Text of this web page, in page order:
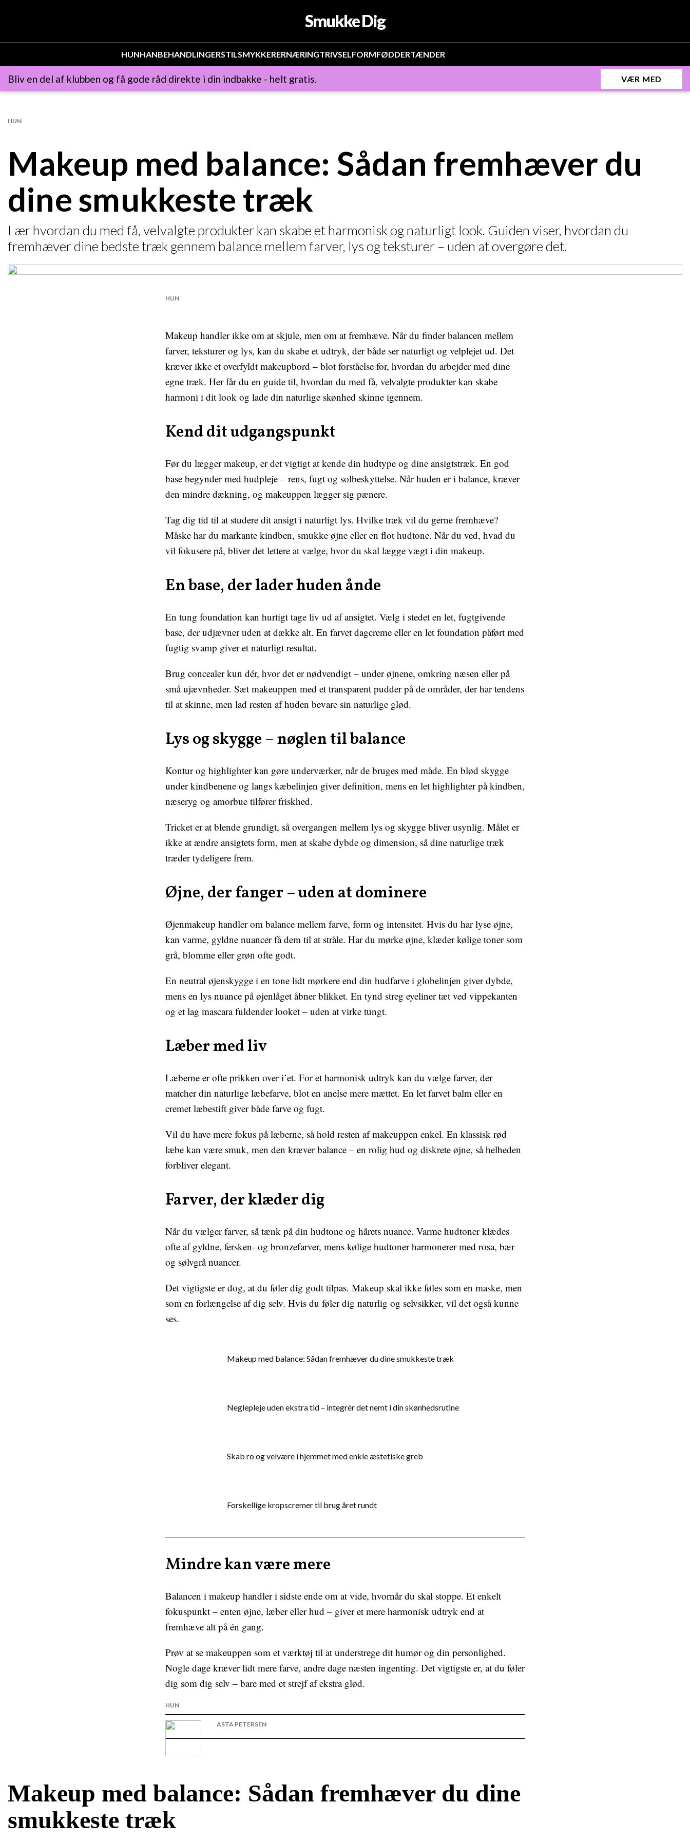
Smukke Dig
HUNHANBEHANDLINGERSTILSMYKKERERNÆRINGTRIVSELFORMFØDDERTÆNDER
Bliv en del af klubben og få gode råd direkte i din indbakke - helt gratis. VÆR MED
Makeup med balance: Sådan fremhæver du
dine smukkeste træk
HUN
Lær hvordan du med få, velvalgte produkter kan skabe et harmonisk og naturligt look. Guiden viser, hvordan du
fremhæver dine bedste træk gennem balance mellem farver, lys og teksturer – uden at overgøre det.
HUN
Makeup handler ikke om at skjule, men om at fremhæve. Når du finder balancen mellem
farver, teksturer og lys, kan du skabe et udtryk, der både ser naturligt og velplejet ud. Det
kræver ikke et overfyldt makeupbord – blot forståelse for, hvordan du arbejder med dine
egne træk. Her får du en guide til, hvordan du med få, velvalgte produkter kan skabe
harmoni i dit look og lade din naturlige skønhed skinne igennem.
Kend dit udgangspunkt
Før du lægger makeup, er det vigtigt at kende din hudtype og dine ansigtstræk. En god
base begynder med hudpleje – rens, fugt og solbeskyttelse. Når huden er i balance, kræver
den mindre dækning, og makeuppen lægger sig pænere.
Tag dig tid til at studere dit ansigt i naturligt lys. Hvilke træk vil du gerne fremhæve?
Måske har du markante kindben, smukke øjne eller en flot hudtone. Når du ved, hvad du
vil fokusere på, bliver det lettere at vælge, hvor du skal lægge vægt i din makeup.
En base, der lader huden ånde
En tung foundation kan hurtigt tage liv ud af ansigtet. Vælg i stedet en let, fugtgivende
base, der udjævner uden at dække alt. En farvet dagcreme eller en let foundation påført med
fugtig svamp giver et naturligt resultat.
Brug concealer kun dér, hvor det er nødvendigt – under øjnene, omkring næsen eller på
små ujævnheder. Sæt makeuppen med et transparent pudder på de områder, der har tendens
til at skinne, men lad resten af huden bevare sin naturlige glød.
Lys og skygge – nøglen til balance
Kontur og highlighter kan gøre underværker, når de bruges med måde. En blød skygge
under kindbenene og langs kæbelinjen giver definition, mens en let highlighter på kindben,
næseryg og amorbue tilfører friskhed.
Tricket er at blende grundigt, så overgangen mellem lys og skygge bliver usynlig. Målet er
ikke at ændre ansigtets form, men at skabe dybde og dimension, så dine naturlige træk
træder tydeligere frem.
Øjne, der fanger – uden at dominere
Øjenmakeup handler om balance mellem farve, form og intensitet. Hvis du har lyse øjne,
kan varme, gyldne nuancer få dem til at stråle. Har du mørke øjne, klæder kølige toner som
grå, blomme eller grøn ofte godt.
En neutral øjenskygge i en tone lidt mørkere end din hudfarve i globelinjen giver dybde,
mens en lys nuance på øjenlåget åbner blikket. En tynd streg eyeliner tæt ved vippekanten
og et lag mascara fuldender looket – uden at virke tungt.
Læber med liv
Læberne er ofte prikken over i’et. For et harmonisk udtryk kan du vælge farver, der
matcher din naturlige læbefarve, blot en anelse mere mættet. En let farvet balm eller en
cremet læbestift giver både farve og fugt.
Vil du have mere fokus på læberne, så hold resten af makeuppen enkel. En klassisk rød
læbe kan være smuk, men den kræver balance – en rolig hud og diskrete øjne, så helheden
forbliver elegant.
Farver, der klæder dig
Når du vælger farver, så tænk på din hudtone og hårets nuance. Varme hudtoner klædes
ofte af gyldne, fersken- og bronzefarver, mens kølige hudtoner harmonerer med rosa, bær
og sølvgrå nuancer.
Det vigtigste er dog, at du føler dig godt tilpas. Makeup skal ikke føles som en maske, men
som en forlængelse af dig selv. Hvis du føler dig naturlig og selvsikker, vil det også kunne
ses.
Makeup med balance: Sådan fremhæver du dine smukkeste træk
Neglepleje uden ekstra tid – integrér det nemt i din skønhedsrutine
Skab ro og velvære i hjemmet med enkle æstetiske greb
Forskellige kropscremer til brug året rundt
Mindre kan være mere
Balancen i makeup handler i sidste ende om at vide, hvornår du skal stoppe. Et enkelt
fokuspunkt – enten øjne, læber eller hud – giver et mere harmonisk udtryk end at
fremhæve alt på én gang.
Prøv at se makeuppen som et værktøj til at understrege dit humør og din personlighed.
Nogle dage kræver lidt mere farve, andre dage næsten ingenting. Det vigtigste er, at du føler
dig som dig selv – bare med et strejf af ekstra glød.
HUN
ASTA PETERSEN
Makeup med balance: Sådan fremhæver du dine
smukkeste træk